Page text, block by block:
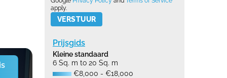
apply.
Please leave this field empty.
Prijsgids
Kleine standaard
6 Sq. m to 20 Sq. m
€8,000 - €18,000